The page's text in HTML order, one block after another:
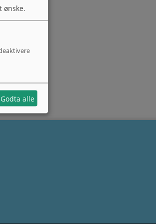
ønske.
Godta alle